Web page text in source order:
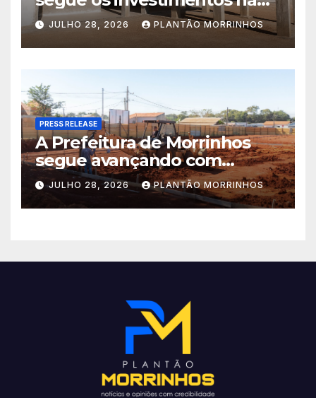
educação. A obra da Escola
Municipal Eudóxio de
Figueiredo avança em ritmo
acelerado e já ganha forma.
JULHO 28, 2026 PLANTÃO MORRINHOS
PRESS RELEASE
A Prefeitura de Morrinhos
segue avançando com
importantes investimentos
no Setor Arca de Noé.
JULHO 28, 2026 PLANTÃO MORRINHOS